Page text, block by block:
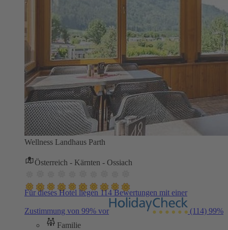
Wellness Landhaus Parth
Österreich - Kärnten - Ossiach
Für dieses Hotel liegen 114 Bewertungen mit einer
Zustimmung von 99% vor (114) 99%
Familie